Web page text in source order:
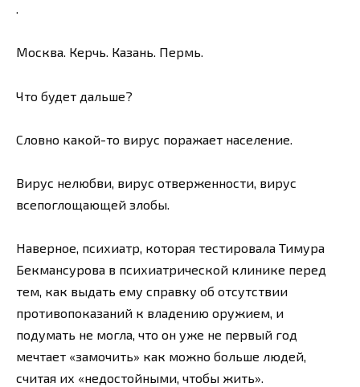
.
Москва. Керчь. Казань. Пермь.
Что будет дальше?
Словно какой-то вирус поражает население.
Вирус нелюбви, вирус отверженности, вирус
всепоглощающей злобы.
Наверное, психиатр, которая тестировала Тимура
Бекмансурова в психиатрической клинике перед
тем, как выдать ему справку об отсутствии
противопоказаний к владению оружием, и
подумать не могла, что он уже не первый год
мечтает «замочить» как можно больше людей,
считая их «недостойными, чтобы жить».